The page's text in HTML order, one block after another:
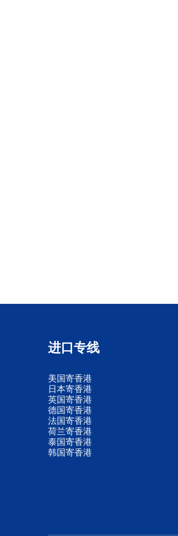
进口专线
美国寄香港
日本寄香港
英国寄香港
德国寄香港
法国寄香港
荷兰寄香港
泰国寄香港
韩国寄香港